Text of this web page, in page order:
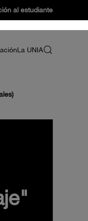
al estudiante
La UNIA